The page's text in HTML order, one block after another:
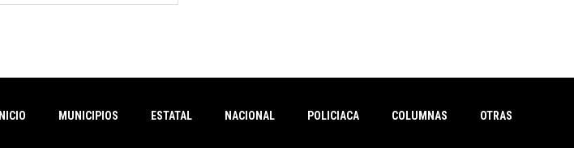
INICIO MUNICIPIOS ESTATAL NACIONAL POLICIACA COLUMNAS OTRAS